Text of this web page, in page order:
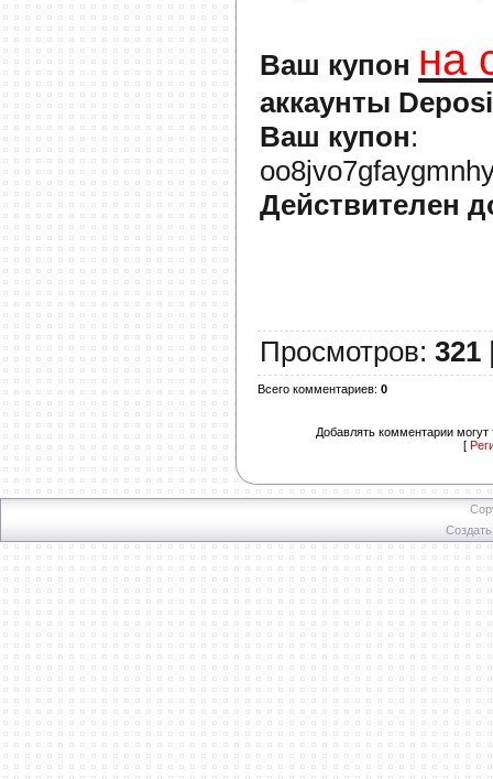
Ваш купон на
аккаунты
Ваш купон:
Действителен
Просмотров: 321
Всего комментариев: 0
Добавлять комментарии могут
[